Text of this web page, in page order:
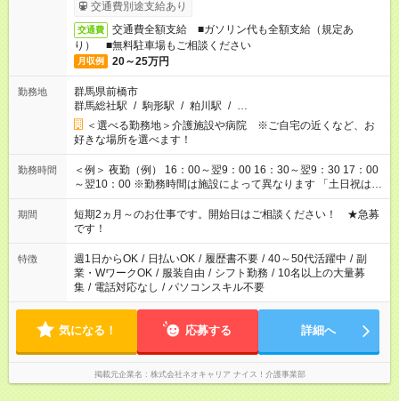
交通費別途支給あり
交通費
交通費全額支給 ■ガソリン代も全額支給（規定あ
り） ■無料駐車場もご相談ください
月収例 20～25万円
勤務地
群馬県前橋市
群馬総社駅 / 駒形駅 / 粕川駅 / …
＜選べる勤務地＞介護施設や病院 ※ご自宅の近くなど、お
好きな場所を選べます！
勤務時間
＜例＞ 夜勤（例） 16：00～翌9：00 16：30～翌9：30 17：00
～翌10：00 ※勤務時間は施設によって異なります 「土日祝は休
みたい」 「しっかり稼ぎたい」 「もう少し遅い時間から始めた
い」など ご希望にあったお仕事をご案内いたします。 ※未経験
の方の場合は1～2ヶ月間は日中での仕事を経験いただき、 お
仕事に慣れてからの夜勤になります。 ★家庭の都合でお休みが
必要な場合も遠慮なくご相談ください。
期間
短期2ヵ月～のお仕事です。開始日はご相談ください！ ★急募
です！
特徴 週1日からOK / 日払いOK / 履歴書不要 / 40～50代活躍中 / 副
業・WワークOK / 服装自由 / シフト勤務 / 10名以上の大量募
集 / 電話対応なし / パソコンスキル不要
気になる！ 応募する 詳細へ
掲載元企業名 株式会社ネオキャリア ナイス！介護事業部